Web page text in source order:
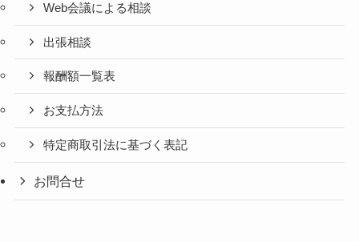
Web会議による相談
出張相談
報酬額一覧表
お支払方法
特定商取引法に基づく表記
お問合せ